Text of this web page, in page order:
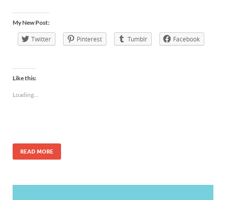
My New Post:
Twitter Pinterest Tumblr Facebook
Like this:
Loading...
READ MORE